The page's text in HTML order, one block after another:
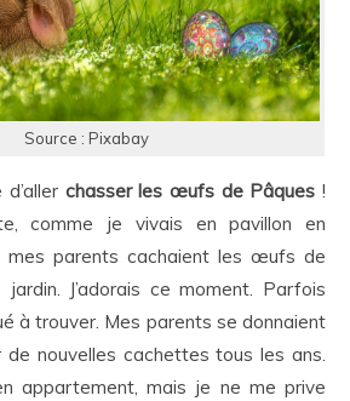
Source : Pixabay
d’aller chasser les œufs de Pâques !
comme je vivais en pavillon en
mes parents cachaient les œufs de
J’adorais ce moment. Parfois
à trouver. Mes parents se donnaient
de nouvelles cachettes tous les ans.
appartement, mais je ne me prive